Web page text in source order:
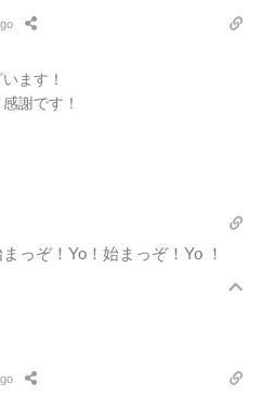
ます！
謝です！
っぞ！Yo！始まっぞ！Yo ！